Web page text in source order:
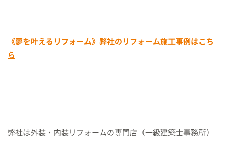
《夢を叶えるリフォーム》弊社のリフォーム施工事例はこち
ら
弊社は外装・内装リフォームの専門店（一級建築士事務所）